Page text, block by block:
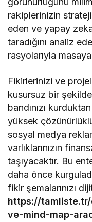
rakiplerinizin
eden ve yapay
taradığını analiz
rasyolarıyla
Fikirlerinizi ve
kusursuz bir şekilde
bandınızı
yüksek
sosyal medya
varlıklarınızın
taşıyacaktır. Bu
daha önce
fikir şemalarınızı
https://
ve-mind-map-